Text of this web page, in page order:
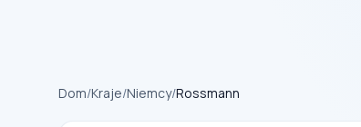
Dom/Kraje/Niemcy/Rossmann